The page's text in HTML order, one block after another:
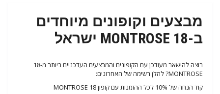
מבצעים וקופונים מיוחדים
ב-18 MONTROSE ישראל
רוצה להישאר מעודכן עם הקופונים והמבצעים העדכניים ביותר מ-18
MONTROSE? להלן רשימה של האחרונים:
קוד הנחה של 10% לכל ההזמנות עם קופון 18 MONTROSE